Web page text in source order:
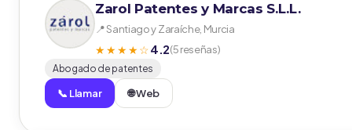
Zarol Patentes y Marcas S.L.L.
📍 Santiago y Zaraíche, Murcia
★★★★☆4.2(5 reseñas)
Abogado de patentes
📞 Llamar 🌐 Web